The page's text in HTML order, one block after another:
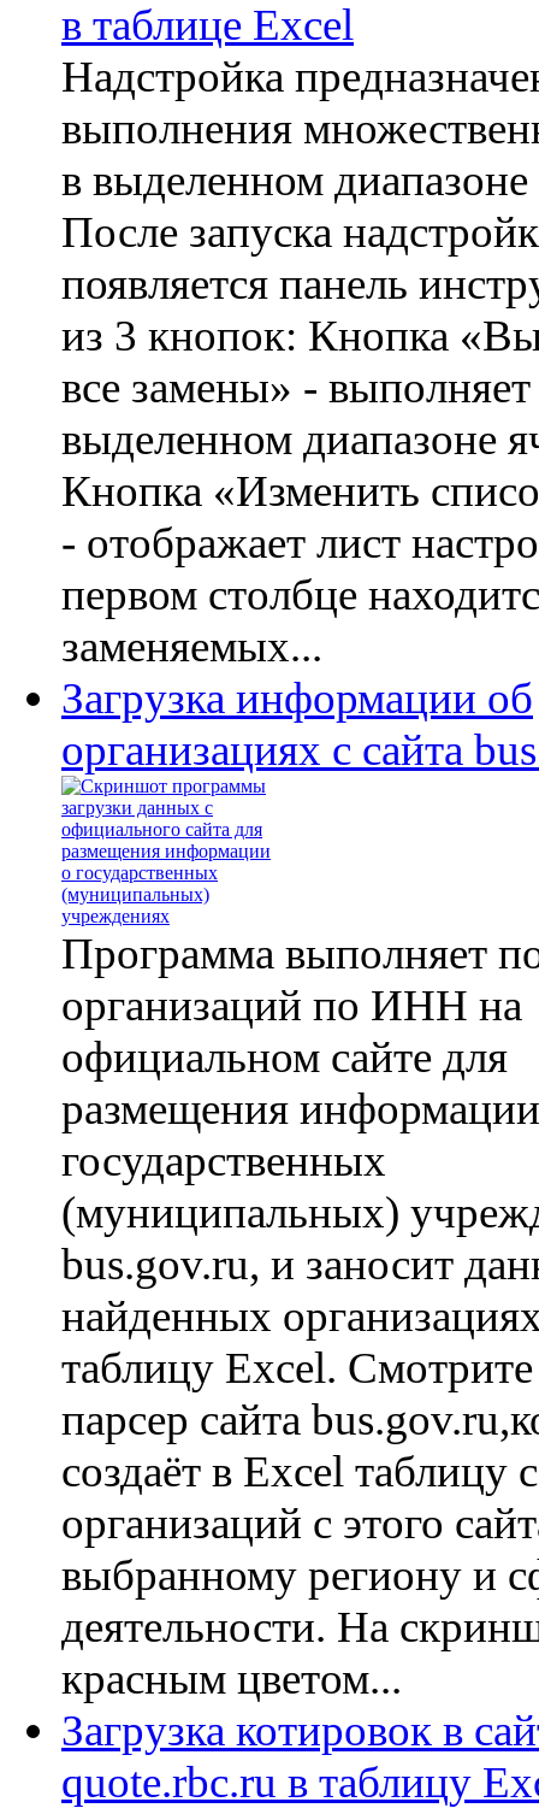
в таблице Excel
Надстройка
выполнения
в выделенном
После запуска
появляется панель
из 3 кнопок: Кнопка
все замены» -
выделенном диапазоне
Кнопка «Изменить
- отображает лист
первом столбце
заменяемых...
Загрузка информации об
организациях с сайта
Программа выполняет
организаций по ИНН на
официальном сайте для
размещения
государственных
(муниципальных)
bus.gov.ru, и заносит
найденных
таблицу Excel.
парсер сайта
создаёт в Excel таблицу
организаций с этого
выбранному региону и
деятельности. На
красным цветом...
Загрузка котировок в
quote.rbc.ru в таблицу